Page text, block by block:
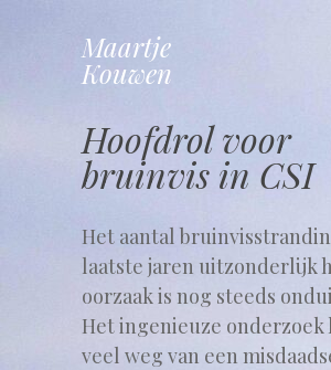
Maartje
Kouwen
Spring
naar
Hoofdrol voor
bruinvis in CSI
Het aantal
laatste jaren uitzonderlijk
oorzaak is nog steeds
Het ingenieuze onderzoek
veel weg van een